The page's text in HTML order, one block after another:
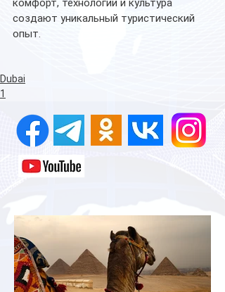
комфорт, технологии и культура
создают уникальный туристический
опыт.
Dubai
1